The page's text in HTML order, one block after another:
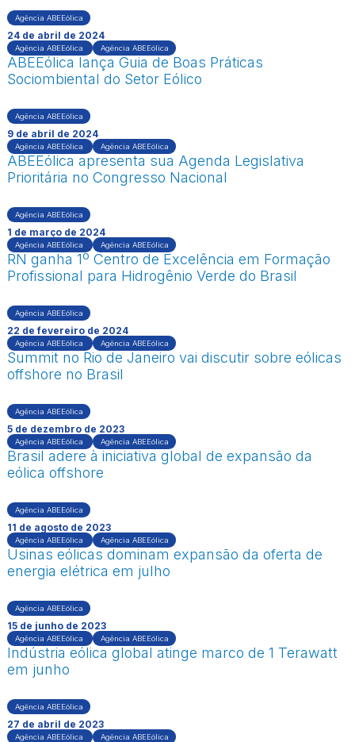
Agência ABEEólica
24 de abril de 2024
Agência ABEEólica Agência ABEEólica
ABEEólica lança Guia de Boas Práticas
Sociombiental do Setor Eólico
Agência ABEEólica
9 de abril de 2024
Agência ABEEólica Agência ABEEólica
ABEEólica apresenta sua Agenda Legislativa
Prioritária no Congresso Nacional
Agência ABEEólica
1 de março de 2024
Agência ABEEólica Agência ABEEólica
RN ganha 1º Centro de Excelência em Formação
Profissional para Hidrogênio Verde do Brasil
Agência ABEEólica
22 de fevereiro de 2024
Agência ABEEólica Agência ABEEólica
Summit no Rio de Janeiro vai discutir sobre eólicas
offshore no Brasil
Agência ABEEólica
5 de dezembro de 2023
Agência ABEEólica Agência ABEEólica
Brasil adere à iniciativa global de expansão da
eólica offshore
Agência ABEEólica
11 de agosto de 2023
Agência ABEEólica Agência ABEEólica
Usinas eólicas dominam expansão da oferta de
energia elétrica em julho
Agência ABEEólica
15 de junho de 2023
Agência ABEEólica Agência ABEEólica
Indústria eólica global atinge marco de 1 Terawatt
em junho
Agência ABEEólica
27 de abril de 2023
Agência ABEEólica Agência ABEEólica